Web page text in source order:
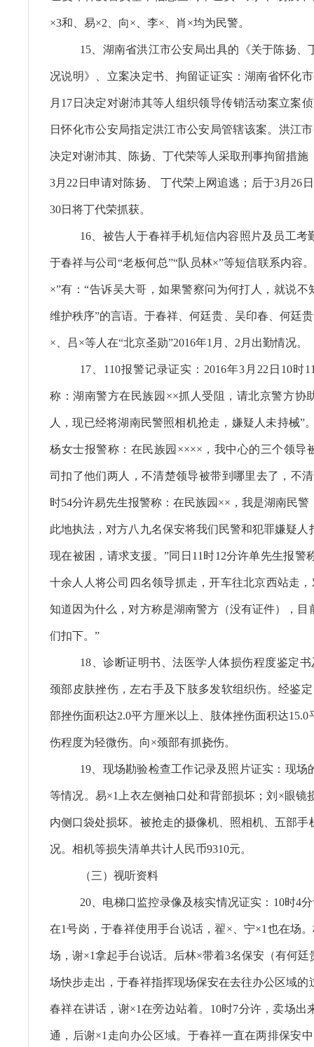
×3和、易×2、向×、李×、肖×均为民警。
15、湖南省洪江市公安局出具的《关于陈扬、
况说明》、立案决定书、拘留证证实：湖南省怀化
月17日决定对谢沛其等人组织领导传销活动案立案
日怀化市公安局指定洪江市公安局管辖该案。洪江
决定对谢沛其、陈扬、丁代荣等人采取刑事拘留措施
3月22日申请对陈扬、 丁代荣上网追逃；后于3月26
30日将丁代荣抓获。
16、被告人于春祥手机短信内容照片及员工考
于春祥与公司“老板何总”“队员林×”等短信联系内容
×”有：“告诉吴大哥，如果警察问为何打人，就说不
维护秩序”的言语。于春祥、何廷贵、吴印春、何廷
×、吕×等人在“北京圣勋”2016年1月、2月出勤情况。
17、110报警记录证实：2016年3月22日10时
称：湖南警方在民族园××抓人受阻，请北京警方协
人，现已经将湖南民警照相机抢走，嫌疑人未持械”
杨女士报警称：在民族园××××，我中心的三个领导
司扣了他们两人，不清楚领导被带到哪里去了，不
时54分许易先生报警称：在民族园××，我是湖南民警
此地执法，对方八九名保安将我们民警和犯罪嫌疑人
现在被困，请求支援。”同日11时12分许单先生报警
十余人人将公司四名领导抓走，开车往北京西站走
知道因为什么，对方称是湖南警方（没有证件），目
们扣下。”
18、诊断证明书、法医学人体损伤程度鉴定
颈部皮肤挫伤，左右手及下肢多发软组织伤。经鉴
部挫伤面积达2.0平方厘米以上、肢体挫伤面积达15.0
伤程度为轻微伤。向×颈部有抓挠伤。
19、现场勘验检查工作记录及照片证实：现场
等情况。易×1上衣左侧袖口处和背部损坏；刘×眼镜
内侧口袋处损坏。被抢走的摄像机、照相机、五部手
况。相机等损失清单共计人民币9310元。
（三）视听资料
20、电梯口监控录像及核实情况证实：10时4
在1号岗，于春祥使用手台说话，翟×、宁×1也在场
场，谢×1拿起手台说话。后林×带着3名保安（有何廷
场快步走出，于春祥指挥现场保安在去往办公区域的
春祥在讲话，谢×1在旁边站着。10时7分许，卖场出
通，后谢×1走向办公区域。于春祥一直在两排保安